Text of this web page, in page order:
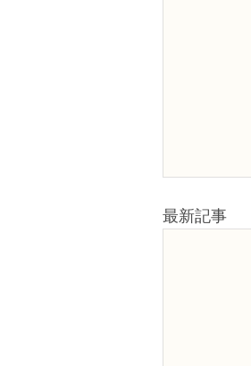
最新記事